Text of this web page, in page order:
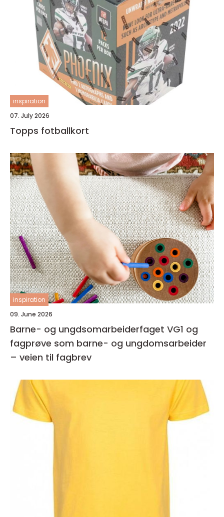
inspiration
07. July 2026
Topps fotballkort
inspiration
09. June 2026
Barne- og ungdsomarbeiderfaget VG1 og
fagprøve som barne- og ungdomsarbeider
– veien til fagbrev